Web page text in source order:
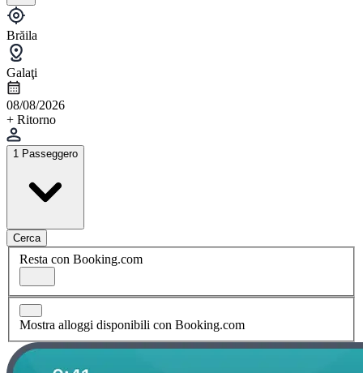
Brăila
Galaţi
08/08/2026
+ Ritorno
1 Passeggero
Cerca
Resta con Booking.com
Mostra alloggi disponibili con Booking.com